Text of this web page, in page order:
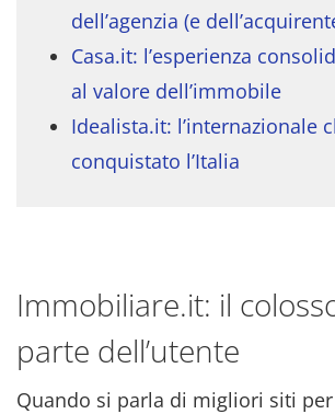
dell’agenzia (e
Casa.it: l’esperienza
al valore dell’immobile
Idealista.it: l’internazionale
conquistato l’Italia
Immobiliare.it: il
parte dell’utente
Quando si parla di migliori siti